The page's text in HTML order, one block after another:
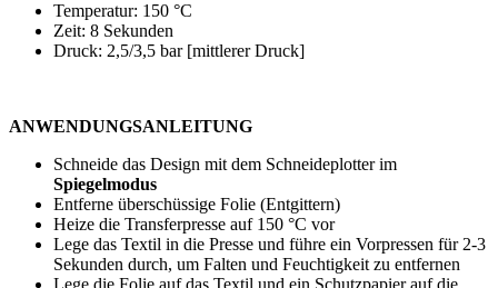
Temperatur: 150 °C
Zeit: 8 Sekunden
Druck: 2,5/3,5 bar [mittlerer Druck]
ANWENDUNGSANLEITUNG
Schneide das Design mit dem Schneideplotter im
Spiegelmodus
Entferne überschüssige Folie (Entgittern)
Heize die Transferpresse auf 150 °C vor
Lege das Textil in die Presse und führe ein Vorpressen für 2-3
Sekunden durch, um Falten und Feuchtigkeit zu entfernen
Lege die Folie auf das Textil und ein Schutzpapier auf die